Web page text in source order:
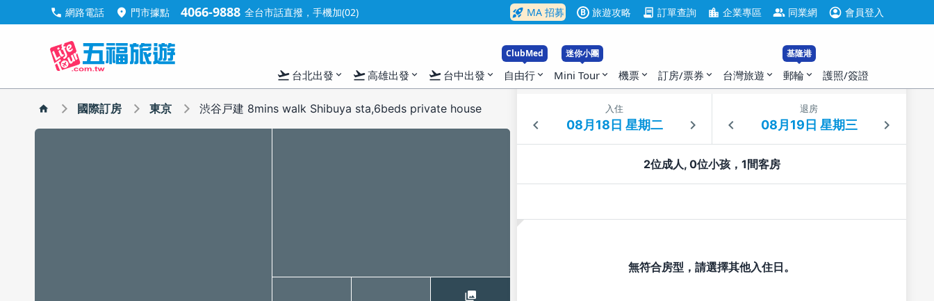
call 網路電話 location_on 門市據點 4066-9888 全台市話直撥，手機加(02) rocket_launch MA 招募 B 旅遊攻略 contract 訂單查詢 location_city 企業專區 group 同業網 account_circle 會員登入
flight_takeoff 台北出發 expand_more flight_takeoff高雄出發 expand_more flight_takeoff 台中出發 expand_more
ClubMed
自由行 expand_more
迷你小團
Mini Tour expand_more 機票 expand_more 訂房/票券 expand_more 台灣旅遊 expand_more
基隆港
郵輪 expand_more 護照/簽證
國際訂房 東京 渋谷戸建 8mins walk Shibuya sta,6beds private house 入住 退房
2位成人, 0位小孩，1間客房
無符合房型，請選擇其他入住日。